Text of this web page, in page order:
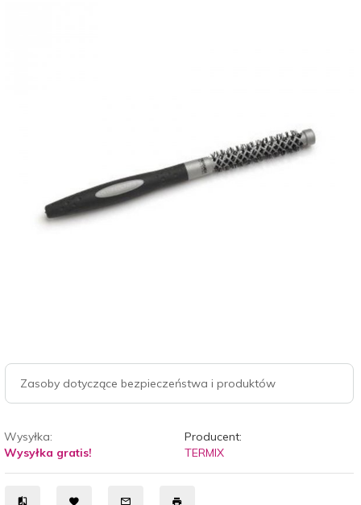
Zasoby dotyczące bezpieczeństwa i produktów
Wysyłka:
Wysyłka gratis!
Producent:
TERMIX